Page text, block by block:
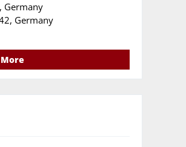
Germany
Germany
More